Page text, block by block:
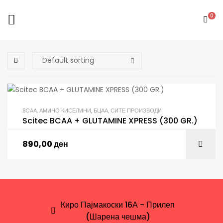
0
BCAA,АМИНО КИСЕЛИНИ, БЦАА,СИТЕ ПРОИЗВОДИ
Scitec BCAA + GLUTAMINE XPRESS (300 GR.)
890,00ден
Киро Пајмакоски 16А - Прилеп
(Шарена чешма)